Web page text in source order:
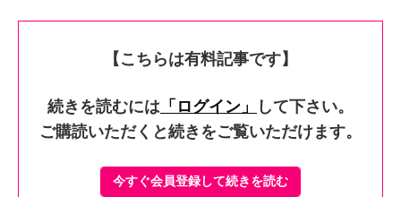
【こちらは有料記事です】
続きを読むには 「ログイン」
して下さい。
ご購読いただくと続きをご覧いただけます。
今すぐ会員登録して続きを読む